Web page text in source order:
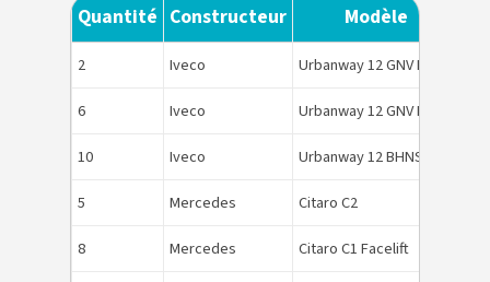
Quantité Constructeur Modèle
2 Iveco Urbanway 12 GNV BHNS
6
Iveco Urbanway 12 GNV BHNS
10
Iveco Urbanway 12 BHNS
5
Mercedes Citaro C2
8
Mercedes Citaro C1 Facelift